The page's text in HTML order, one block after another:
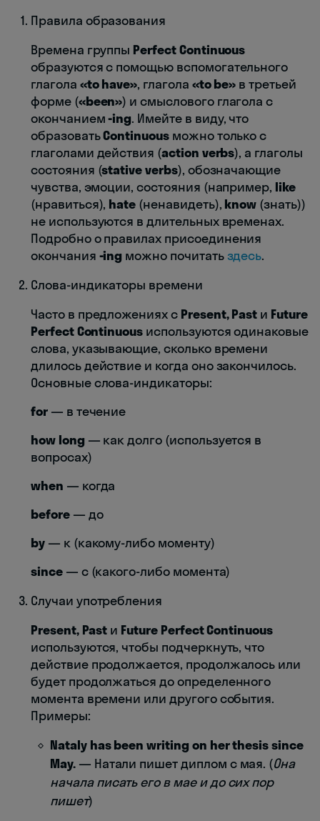
Правила образования
Времена группы Perfect Continuous
образуются с помощью вспомогательного
глагола «tohave», глагола «to be» в третьей
форме («been») и смыслового глагола с
окончанием-ing. Имейте в виду, что
образоватьContinuousможно только с
глаголами действия (action verbs), а глаголы
состояния (stative verbs), обозначающие
чувства, эмоции, состояния (например, like
(нравиться), hate (ненавидеть), know (знать))
не используются в длительных временах.
Подробно о правилах присоединения
окончания -ing можно почитатьздесь.
Слова-индикаторы времени
Часто в предложениях с Present, Past и Future
Perfect Continuous используются одинаковые
слова, указывающие, сколько времени
длилось действие и когда оно закончилось.
Основные слова-индикаторы:
for— в течение
how long — как долго (используется в
вопросах)
when — когда
before— до
by— к (какому-либо моменту)
since— с (какого-либо момента)
Случаи употребления
Present, Past и Future Perfect Continuous
используются, чтобы подчеркнуть, что
действие продолжается, продолжалось или
будет продолжаться до определенного
момента времени или другого события.
Примеры:
Nataly has been writing on her thesis since
May. — Натали пишет диплом с мая. (Она
начала писать его в мае и до сих пор
пишет)